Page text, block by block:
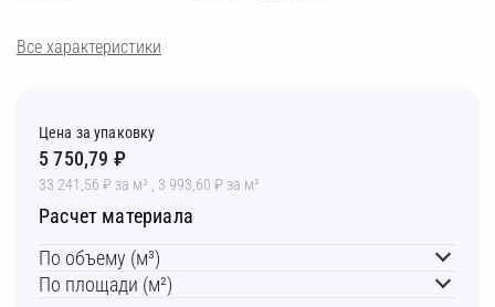
Все характеристики
Цена за упаковку
5 750,79 ₽
33 241,56 ₽ за м³ , 3 993,60 ₽ за м²
Расчет материала
По объему (м³)
По площади (м²)